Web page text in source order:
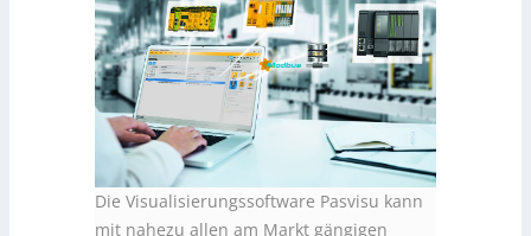
Die Visualisierungssoftware Pasvisu kann
mit nahezu allen am Markt gängigen